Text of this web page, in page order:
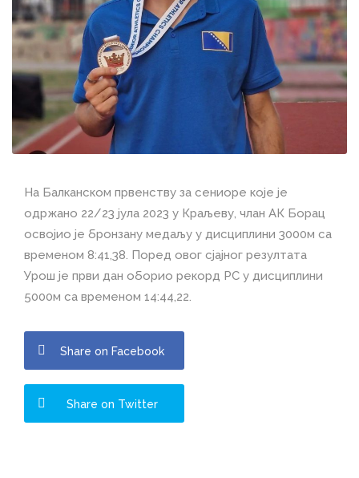
На Балканском првенству за сениоре које је
одржано 22/23 јула 2023 у Краљеву, члан АК Борац
освојио је бронзану медаљу у дисциплини 3000м са
временом 8:41,38. Поред овог сјајног резултата
Урош је први дан оборио рекорд РС у дисциплини
5000м са временом 14:44,22.
Share on Facebook
Share on Twitter